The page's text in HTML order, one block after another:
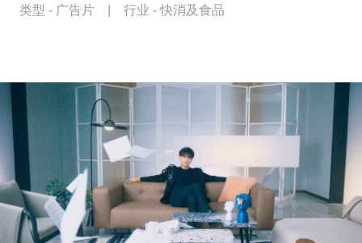
类型 - 广告片 行业 -快消及食品